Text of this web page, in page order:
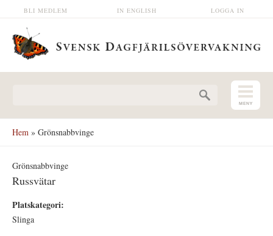
Hoppa till huvudinnehåll LOGGA IN
IN ENGLISH
BLI MEDLEM
Hem » Grönsnabbvinge
Grönsnabbvinge
Russvätar
Platskategori:
Slinga